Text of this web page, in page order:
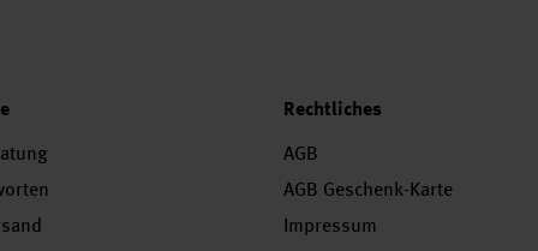
Rechtliches
AGB
AGB Geschenk-Karte
Impressum